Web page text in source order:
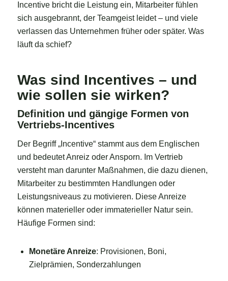
Incentive bricht die Leistung ein, Mitarbeiter fühlen
sich ausgebrannt, der Teamgeist leidet – und viele
verlassen das Unternehmen früher oder später. Was
läuft da schief?
Was sind Incentives – und
wie sollen sie wirken?
Definition und gängige Formen von
Vertriebs-Incentives
Der Begriff „Incentive“ stammt aus dem Englischen
und bedeutet Anreiz oder Ansporn. Im Vertrieb
versteht man darunter Maßnahmen, die dazu dienen,
Mitarbeiter zu bestimmten Handlungen oder
Leistungsniveaus zu motivieren. Diese Anreize
können materieller oder immaterieller Natur sein.
Häufige Formen sind:
Monetäre Anreize: Provisionen, Boni,
Zielprämien, Sonderzahlungen